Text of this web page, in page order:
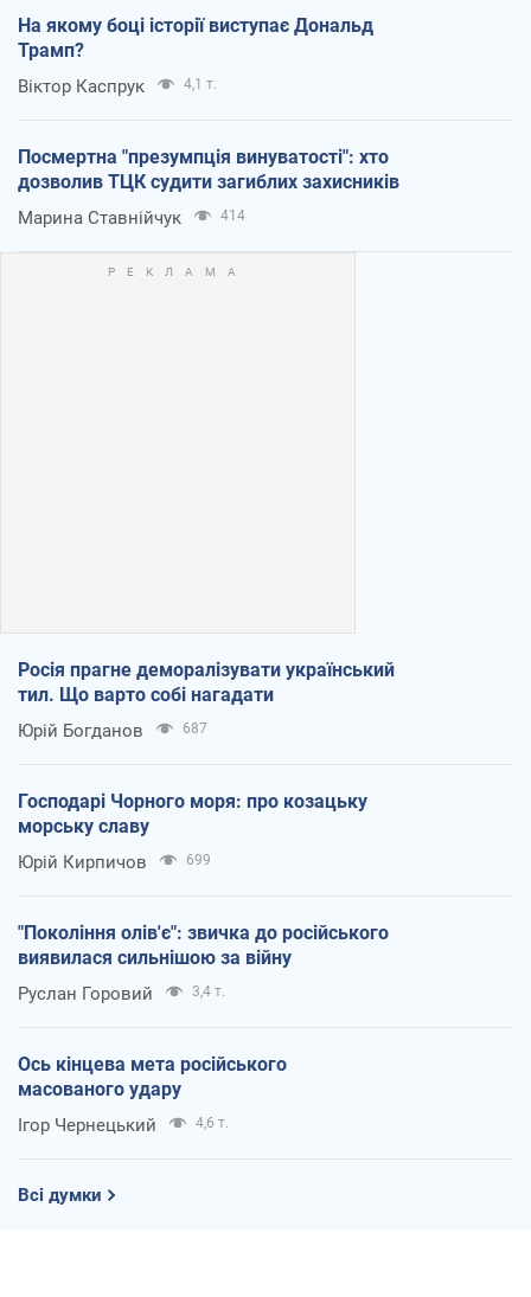
На якому боці історії виступає Дональд
Трамп?
Віктор Каспрук 4,1 т.
Посмертна "презумпція винуватості": хто
дозволив ТЦК судити загиблих захисників
Марина Ставнійчук 414
Росія прагне деморалізувати український
тил. Що варто собі нагадати
Юрій Богданов 687
Господарі Чорного моря: про козацьку
морську славу
Юрій Кирпичов 699
"Покоління олів'є": звичка до російського
виявилася сильнішою за війну
Руслан Горовий 3,4 т.
Ось кінцева мета російського
масованого удару
Ігор Чернецький 4,6 т.
Всі думки